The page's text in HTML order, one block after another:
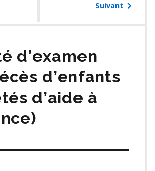
table
Suivant
d’examen
d’enfants
d’aide à